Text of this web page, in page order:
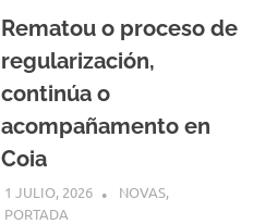
Rematou o proceso de
regularización,
continúa o
acompañamento en
Coia
1 JULIO, 2026 COMUNIDADE
NOVAS,
PORTADA